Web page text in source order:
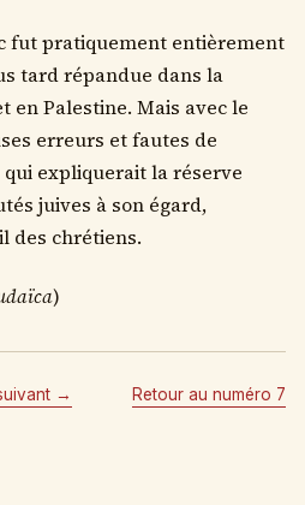
fut pratiquement entièrement
tard répandue dans la
en Palestine. Mais avec le
erreurs et fautes de
expliquerait la réserve
juives à son égard,
des chrétiens.
)
→ Retour au numéro 7